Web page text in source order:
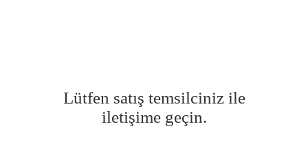
Lütfen satış temsilciniz ile
iletişime geçin.